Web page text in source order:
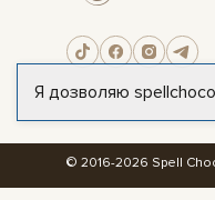
© 2016-2026 Spell
Я дозволяю